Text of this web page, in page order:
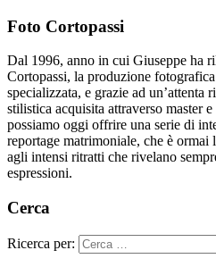
Foto Cortopassi
Dal 1996, anno in cui Giuseppe ha
Cortopassi, la produzione
specializzata, e grazie ad un’attenta
stilistica acquisita attraverso master
possiamo oggi offrire una serie di
reportage matrimoniale, che è
agli intensi ritratti che rivelano
espressioni.
Cerca
Ricerca per: